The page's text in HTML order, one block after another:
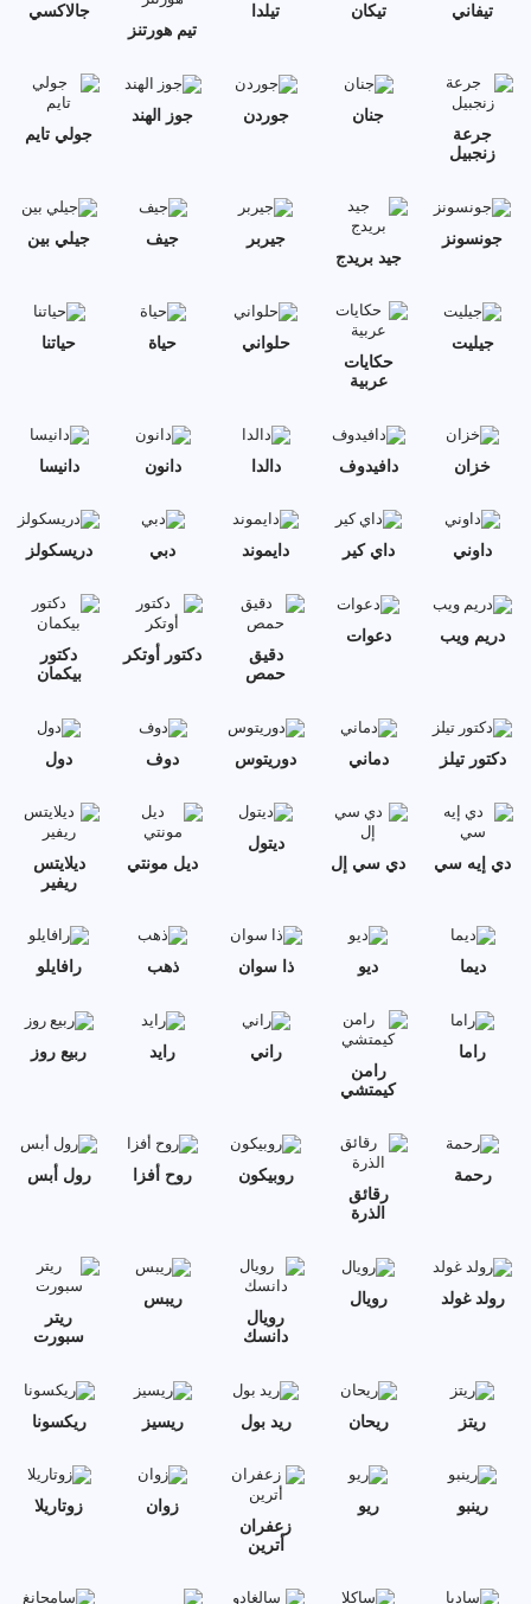
تيفاني تيكان
تيلدا
تيم هورتنز
جالاكسي
جرعة
زنجبيل
جنان جوردن
جوز الهند
جولي تايم
جونسونز
جيد بريدج
جيربر جيف جيلي بين
جيليت
حكايات
عربية
حلواني حياة حياتنا
خزان دافيدوف دالدا دانون دانيسا
داوني داي كير دايموند دبي دريسكولز
دريم ويب
دعوات
دقيق
حمص
دكتور أوتكر
دكتور
بيكمان
دكتور تيلز دماني دوريتوس دوف دول
دي إيه سي دي سي إل
ديتول
ديل مونتي
ديلايتس
ريفير
ديما ديو ذا سوان ذهب رافايلو
راما
رامن
كيمتشي
راني رايد ربيع روز
رحمة
رقائق
الذرة
روبيكون روح أفزا رول أبس
رولد غولد
رويال
رويال
دانسك
ريبس
ريتر
سبورت
ريتز ريحان ريد بول ريسيز ريكسونا
رينبو
ريو
زعفران
أترين
زوان زوتاريلا